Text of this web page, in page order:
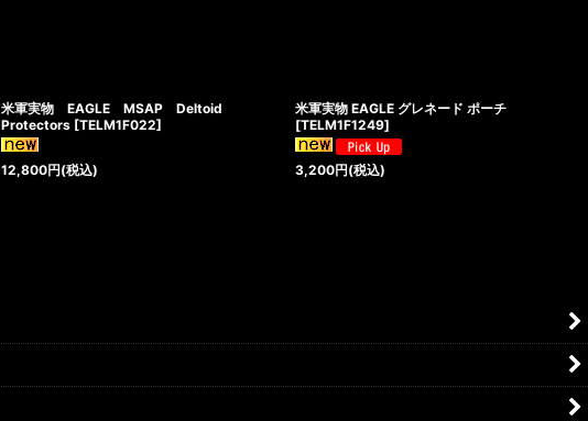
米軍実物 EAGLE MSAP Deltoid
Protectors [TELM1F022]
12,800円(税込)
米軍実物 EAGLE グレネード ポーチ
[TELM1F1249]
3,200円(税込)